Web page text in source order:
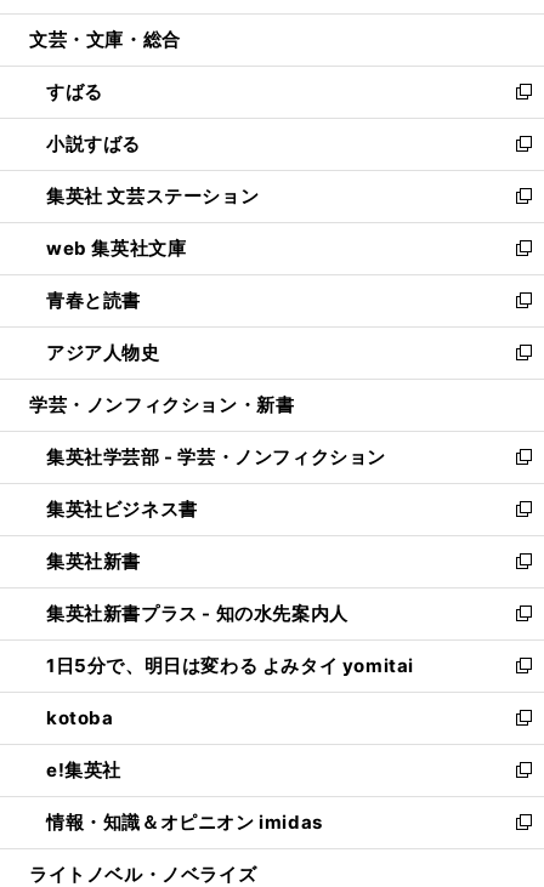
開
ウ
開
く
ン
ウ
で
開
く
ウ
ン
ド
ウ
で
開
く
文芸・文庫・総合
すばる
新
し
い
ウ
ィ
ン
ド
ウ
で
開
く
小説すばる
新
し
い
ウ
ィ
ン
ド
ウ
で
開
集英社 文芸ステーション
新
し
い
ウ
ィ
ン
ド
ウ
開
く
web 集英社文庫
新
し
い
ウ
ィ
ン
ウ
で
開
く
青春と読書
新
し
い
ウ
ン
ド
ウ
で
開
く
アジア人物史
新
し
ウ
ィ
ン
ド
ウ
で
開
く
学芸・ノンフィクション・新書
集英社学芸部 - 学芸・ノンフィクション
新
し
い
ウ
ィ
ン
ド
ウ
で
開
く
集英社ビジネス書
新
し
い
ウ
ィ
ン
ド
ウ
で
開
く
集英社新書
新
し
い
ウ
ィ
ン
ド
ウ
で
開
く
集英社新書プラス - 知の水先案内人
新
し
い
ウ
ィ
ン
ド
ウ
で
開
1日5分で、明日は変わる よみタイ yomitai
新
し
い
ウ
ィ
ン
ド
ウ
kotoba
新
し
い
ウ
ィ
ン
e!集英社
新
し
い
ウ
情報・知識＆オピニオン imidas
新
し
ライトノベル・ノベライズ